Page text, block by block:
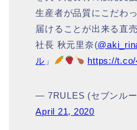
生産者が品質にこだわ
届けることが出来る直
社長 秋元里奈(
ル 」 https://
— 7RULES (セブンル
April 21, 2020